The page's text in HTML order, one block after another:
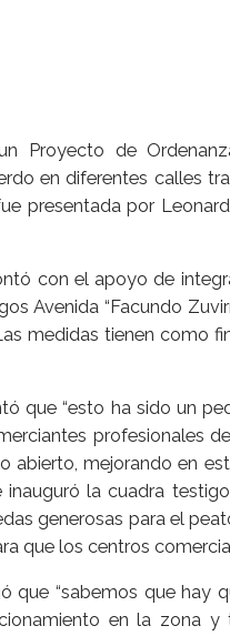
Proyecto de
en diferentes calles
presentada por
con el apoyo de
Avenida “Facundo
medidas tienen como
que “esto ha sido un
profesionales
abierto, mejorando en
inauguró la cuadra
generosas para el
que los centros
que “sabemos que hay
en la zona